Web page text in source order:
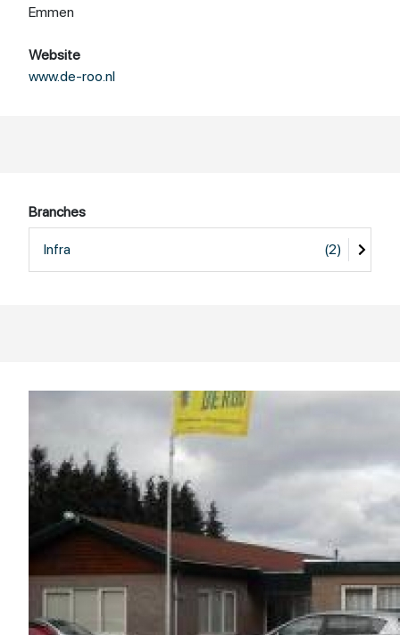
Emmen
Website
www.de-roo.nl
Branches
Infra (2)